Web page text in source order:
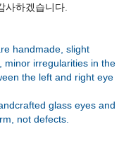
사하겠습니다.
handmade, slight
minor irregularities in the
the left and right eye
glass eyes and